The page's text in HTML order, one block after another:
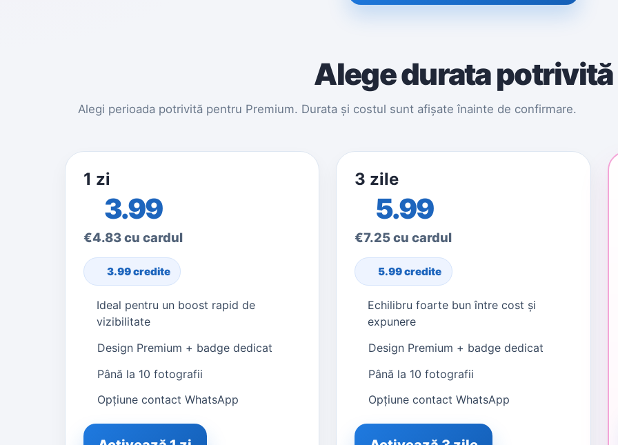
Alege durata potrivită
Alegi perioada potrivită pentru Premium. Durata și costul sunt afișate înainte de confirmare.
1 zi
3.99
€4.83 cu cardul
3.99 credite
Ideal pentru un boost rapid de
vizibilitate
Design Premium + badge dedicat
Până la 10 fotografii
Opțiune contact WhatsApp
3 zile
5.99
€7.25 cu cardul
5.99 credite
Echilibru foarte bun între cost și
expunere
Design Premium + badge dedicat
Până la 10 fotografii
Opțiune contact WhatsApp